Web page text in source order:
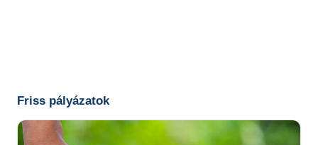
Friss pályázatok